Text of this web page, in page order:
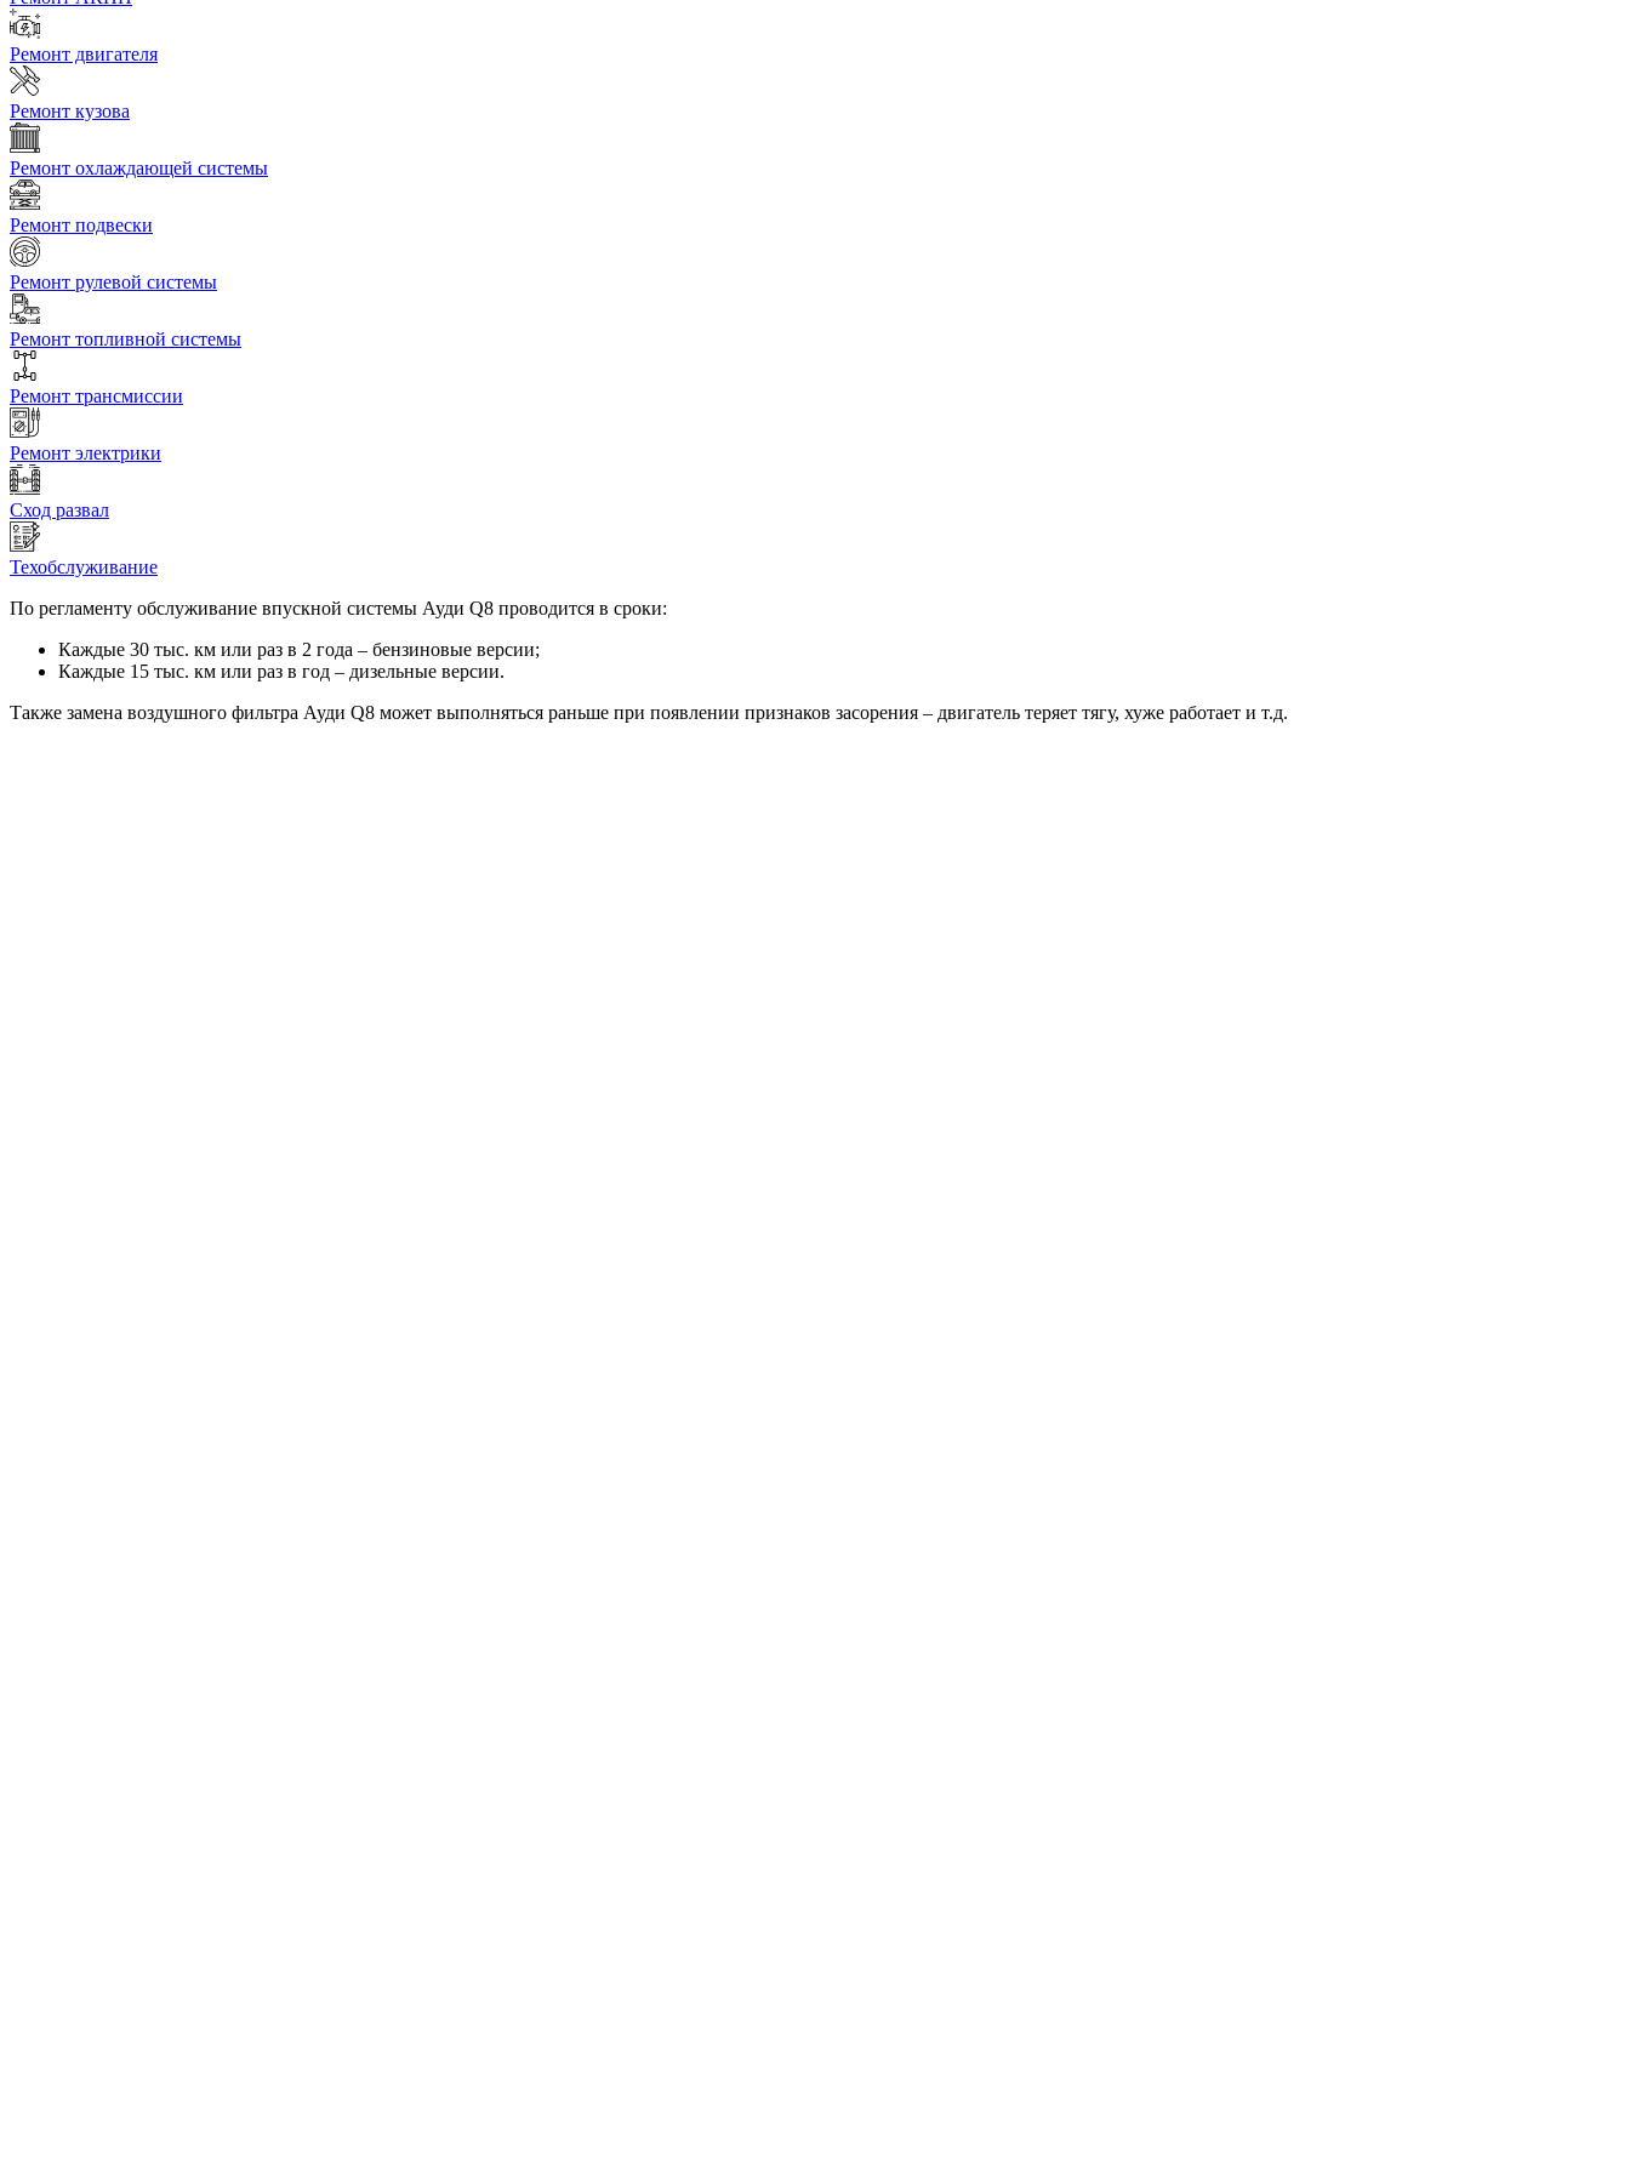
Ремонт двигателя
Ремонт кузова
Ремонт охлаждающей системы
Ремонт подвески
Ремонт рулевой системы
Ремонт топливной системы
Ремонт трансмиссии
Ремонт электрики
Сход развал
Техобслуживание
По регламенту обслуживание впускной системы Ауди Q8 проводится в сроки:
Каждые 30 тыс. км или раз в 2 года – бензиновые версии;
Каждые 15 тыс. км или раз в год – дизельные версии.
Также замена воздушного фильтра Ауди Q8 может выполняться раньше при появлении признаков засорения – двигатель теряет тягу, хуже работает и т.д.